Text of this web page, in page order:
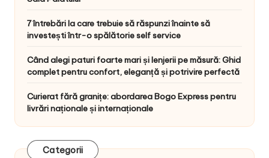
7 întrebări la care trebuie să răspunzi înainte să
investești într-o spălătorie self service
Când alegi paturi foarte mari și lenjerii pe măsură: Ghid
complet pentru confort, eleganță și potrivire perfectă
Curierat fără granițe: abordarea Bogo Express pentru
livrări naționale și internaționale
Categorii